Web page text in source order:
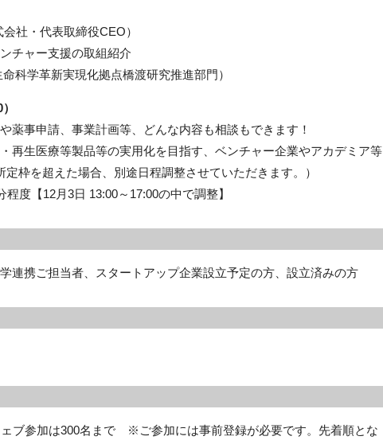
社・代表取締役CEO）
チャー支援の取組紹介
科学革新実現化拠点橋渡研究推進部門）
薬事申請、事業計画等、どんな内容も相談もできます！
再生医療等製品等の実用化を目指す、ベンチャー企業やアカデミア等
枠を超えた場合、別途日程調整させていただきます。）
度【12月3日 13:00～17:00の中で調整】
連携ご担当者、スタートアップ企業設立予定の方、設立済みの方
ブ参加は300名まで ※ご参加には事前登録が必要です。先着順とな